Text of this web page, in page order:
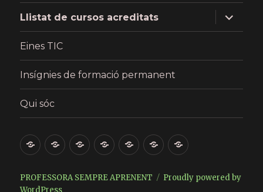
Llistat de cursos acreditats
expand
child
menu
Eines TIC
Insígnies de formació permanent
Qui sóc
Presentació
ÚltimsMicro-
MOOC,
Llistat
cursos
EinesInsígnies
formació
Qui
PROFESSORA SEMPRE APRENENT
Proudly powered by